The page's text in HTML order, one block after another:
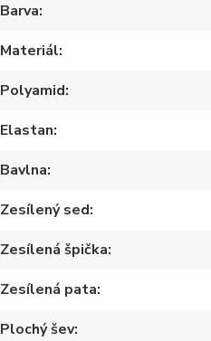
Barva
Materiál
Polyamid
Elastan
Bavlna
Zesílený sed
Zesílená špička
Zesílená pata
Plochý šev